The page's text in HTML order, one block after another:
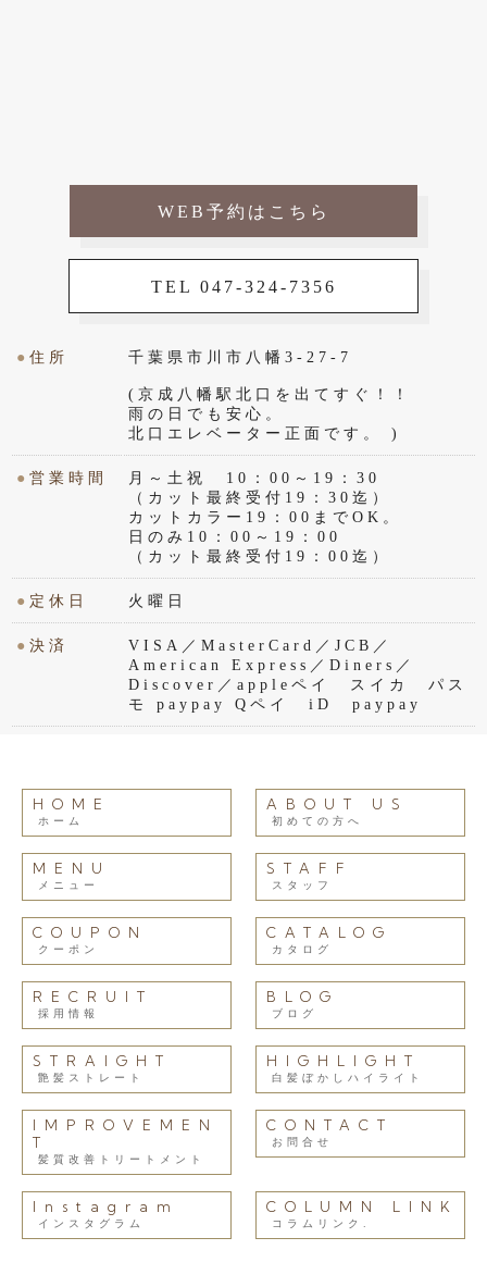
WEB予約はこちら
TEL 047-324-7356
●住所 千葉県市川市八幡3-27-7
(京成八幡駅北口を出てすぐ！！
雨の日でも安心。
北口エレベーター正面です。 )
●営業時間
月～土祝 10：00～19：30
（カット最終受付19：30迄）
カットカラー19：00までOK。
日のみ10：00～19：00
（カット最終受付19：00迄）
● 定休日 火曜日
●決済
VISA／MasterCard／JCB／
American Express／Diners／
Discover／appleペイ スイカ パス
モ paypay Qペイ iD paypay
HOME
ホーム
ABOUT US
初めての方へ
MENU
メニュー
STAFF
スタッフ
COUPON
クーポン
CATALOG
カタログ
RECRUIT
採用情報
BLOG
ブログ
STRAIGHT
艶髪ストレート
HIGHLIGHT
白髪ぼかしハイライト
IMPROVEMEN
T
髪質改善トリートメント
CONTACT
お問合せ
Instagram
インスタグラム
COLUMN LINK
コラムリンク.